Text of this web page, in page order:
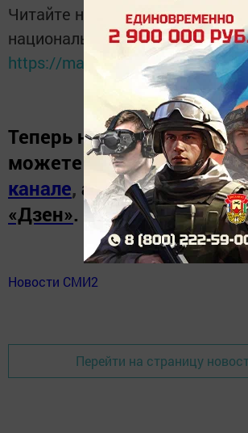
Читайте новости Татарстана в
национальном мессенджере
https://max.ru/tatmedia
Теперь новости
можете узнать в нашем
канале, а также читайте
«Дзен».
Новости СМИ2
Перейти на страницу